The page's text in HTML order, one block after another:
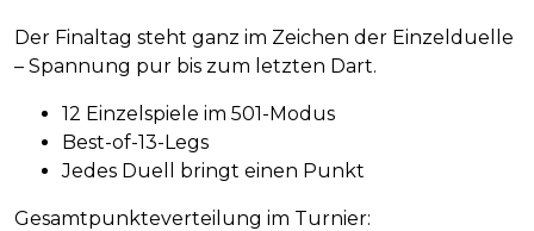
Der Finaltag steht ganz im Zeichen der Einzelduelle
– Spannung pur bis zum letzten Dart.
12 Einzelspiele im 501-Modus
Best-of-13-Legs
Jedes Duell bringt einen Punkt
Gesamtpunkteverteilung im Turnier: